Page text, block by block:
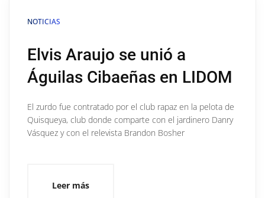
NOTICIAS
Elvis Araujo se unió a
Águilas Cibaeñas en LIDOM
El zurdo fue contratado por el club rapaz en la pelota de
Quisqueya, club donde comparte con el jardinero Danry
Vásquez y con el relevista Brandon Bosher
Leer más